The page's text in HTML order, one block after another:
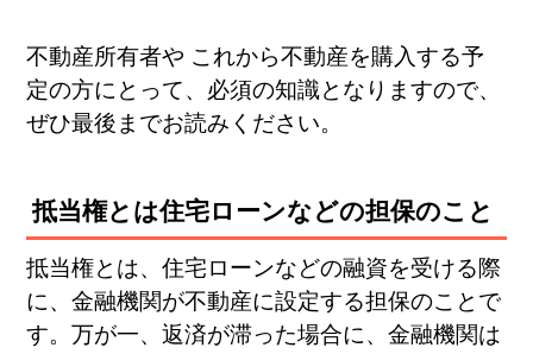
不動産所有者や これから不動産を購入する予
定の方にとって、必須の知識となりますので、
ぜひ最後までお読みください。
抵当権とは住宅ローンなどの担保のこと
抵当権とは、住宅ローンなどの融資を受ける際
に、金融機関が不動産に設定する担保のことで
す。万が一、返済が滞った場合に、金融機関は